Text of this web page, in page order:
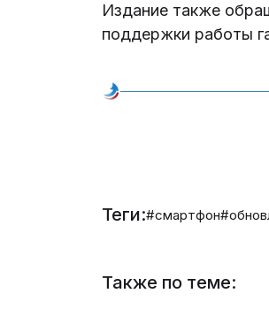
Издание также
поддержки работы
Теги:#смартфон
Также по теме: